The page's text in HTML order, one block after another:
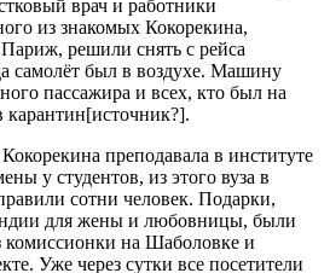
врач и работники
из знакомых Кокорекина,
решили снять с рейса
самолёт был в воздухе. Машину
пассажира и всех, кто был на
карантин[источник?].
преподавала в институте
у студентов, из этого вуза в
сотни человек. Подарки,
для жены и любовницы, были
комиссионки на Шаболовке и
Уже через сутки все посетители